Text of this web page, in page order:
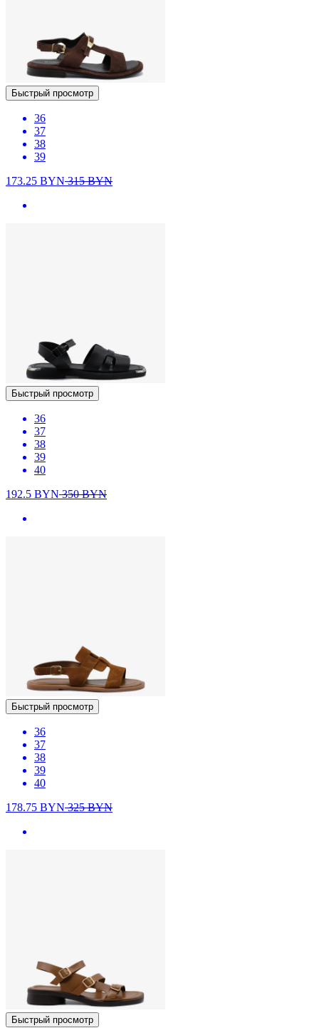
Быстрый просмотр
36
37
38
39
173.25 BYN315BYN
Быстрый просмотр
36
37
38
39
40
192.5 BYN350BYN
Быстрый просмотр
36
37
38
39
40
178.75 BYN325BYN
Быстрый просмотр